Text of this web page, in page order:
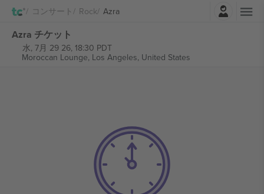
コンサート Rock Azra
Azra チケット
水, 7月 29 26, 18:30 PDT
Moroccan Lounge, Los Angeles, United States